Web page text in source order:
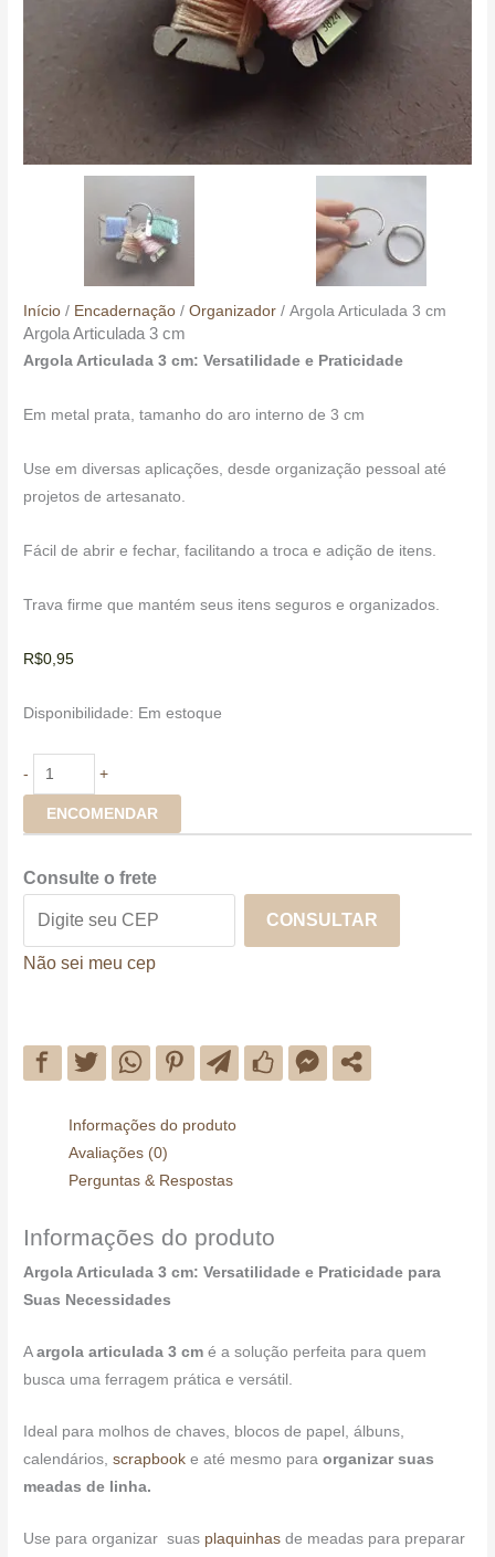
Início / Encadernação /Organizador / Argola Articulada 3 cm
Argola Articulada 3 cm
Argola Articulada 3 cm: Versatilidade e Praticidade
Em metal prata, tamanho do aro interno de 3 cm
Use em diversas aplicações, desde organização pessoal até
projetos de artesanato.
Fácil de abrir e fechar, facilitando a troca e adição de itens.
Trava firme que mantém seus itens seguros e organizados.
R$0,95
Disponibilidade: Em estoque
- +
ENCOMENDAR
Consulte o frete
CONSULTAR
Não sei meu cep
Informações do produto
Avaliações (0)
Perguntas & Respostas
Informações do produto
Argola Articulada 3 cm: Versatilidade e Praticidade para
Suas Necessidades
Aargola articulada 3 cm é a solução perfeita para quem
busca uma ferragem prática e versátil.
Ideal para molhos de chaves, blocos de papel, álbuns,
calendários,scrapbook e até mesmo paraorganizar suas
meadas de linha.
Use para organizar suas plaquinhas de meadas para preparar